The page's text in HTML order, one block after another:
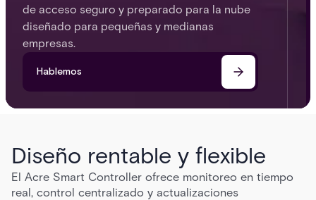
de acceso seguro y preparado para la nube
diseñado para pequeñas y medianas
empresas.
Hablemos
Diseño rentable y flexible
El Acre Smart Controller ofrece monitoreo en tiempo
real, control centralizado y actualizaciones